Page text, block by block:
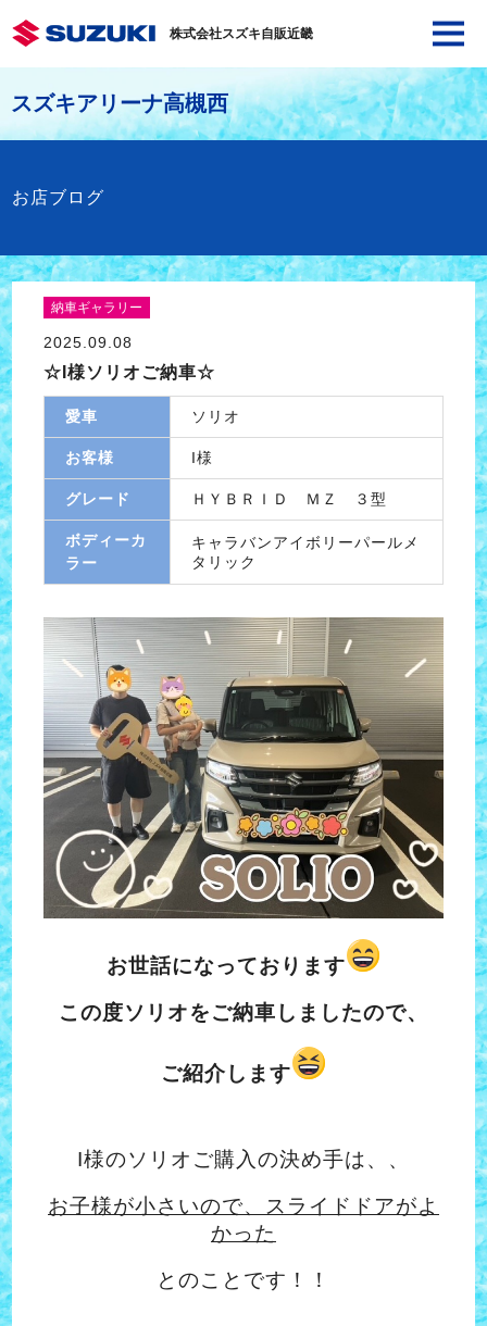
株式会社スズキ自販近畿
スズキアリーナ高槻西
お店ブログ
納車ギャラリー
2025.09.08
☆I様ソリオご納車☆
愛車 ソリオ
お客様 I様
グレード ＨＹＢＲＩＤ ＭＺ ３型
ボディーカ
ラー
キャラバンアイボリーパールメ
タリック
お世話になっております
この度ソリオをご納車しましたので、
ご紹介します
I様のソリオご購入の決め手は、、
お子様が小さいので、スライドドアがよ
かった
とのことです！！